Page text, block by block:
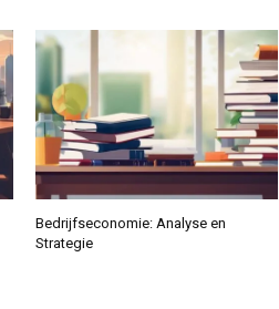
Bedrijfseconomie: Analyse en
Strategie